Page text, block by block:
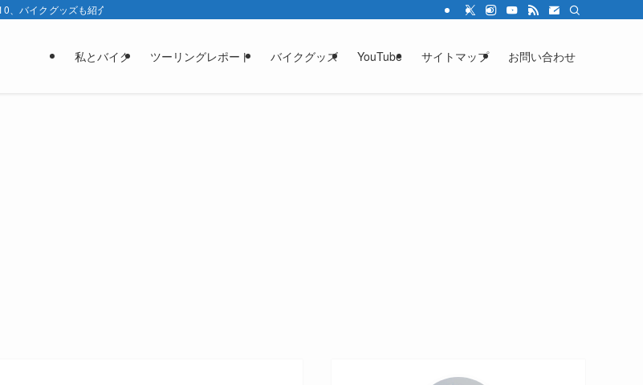
バイクグッズも紹介しています。
私とバイク ツーリングレポート バイクグッズ YouTube サイトマップ お問い合わせ